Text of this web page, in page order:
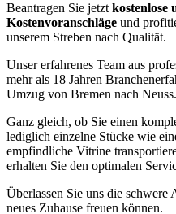
Beantragen Sie jetzt kostenlose
Kostenvoranschläge und
unserem Streben nach Qualität.
Unser erfahrenes Team aus
mehr als 18 Jahren
Umzug von Bremen nach Neuss.
Ganz gleich, ob Sie einen
lediglich einzelne Stücke wie
empfindliche Vitrine
erhalten Sie den optimalen
Überlassen Sie uns die
neues Zuhause freuen können.